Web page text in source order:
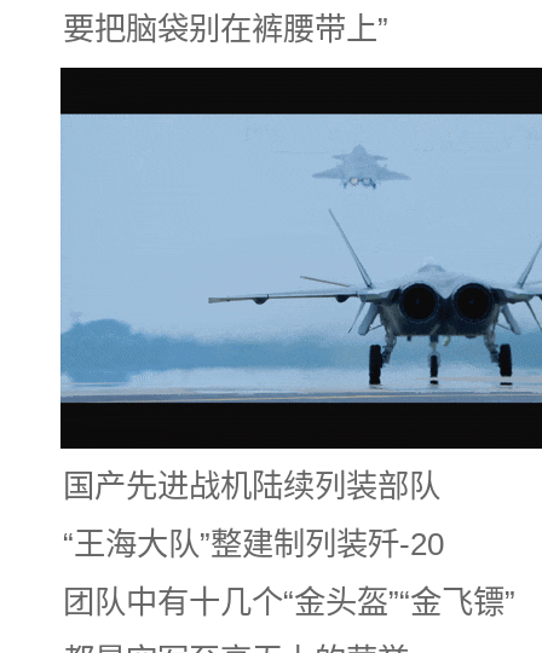
要把脑袋别在裤腰带上”
国产先进战机陆续列装部队
“王海大队”整建制列装歼-20
团队中有十几个“金头盔”“金飞镖”